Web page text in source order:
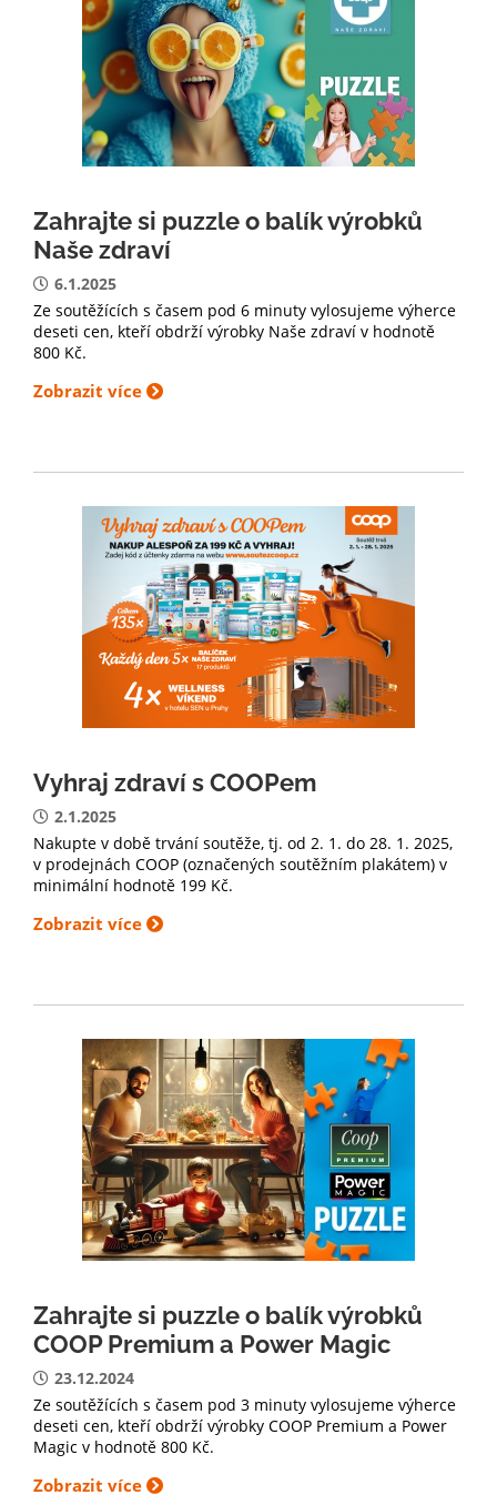
Zahrajte si puzzle o balík výrobků
Naše zdraví
6.1.2025
Ze soutěžících s časem pod 6 minuty vylosujeme výherce
deseti cen, kteří obdrží výrobky Naše zdraví v hodnotě
800 Kč.
Zobrazit více
Vyhraj zdraví s COOPem
2.1.2025
Nakupte v době trvání soutěže, tj. od 2. 1. do 28. 1. 2025,
v prodejnách COOP (označených soutěžním plakátem) v
minimální hodnotě 199 Kč.
Zobrazit více
Zahrajte si puzzle o balík výrobků
COOP Premium a Power Magic
23.12.2024
Ze soutěžících s časem pod 3 minuty vylosujeme výherce
deseti cen, kteří obdrží výrobky COOP Premium a Power
Magic v hodnotě 800 Kč.
Zobrazit více